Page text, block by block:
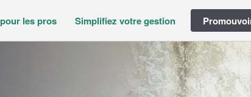
les pros Simplifiez votre gestion